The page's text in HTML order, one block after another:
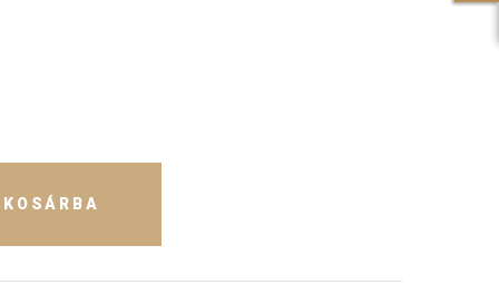
KOSÁRBA